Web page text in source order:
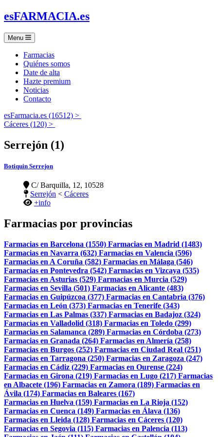
esFARMACIA.es
Menu
Farmacias
Quiénes somos
Date de alta
Hazte premium
Noticias
Contacto
esFarmacia.es (16512) >
Cáceres (120) >
Serrejón (1)
Botiquin Serrejon
C/ Barquilla, 12, 10528
Serrejón < Cáceres
+info
Farmacias por provincias
Farmacias en Barcelona (1550) Farmacias en Madrid (1483)
Farmacias en Navarra (632) Farmacias en Valencia (596)
Farmacias en A Coruña (582) Farmacias en Málaga (546)
Farmacias en Pontevedra (542) Farmacias en Vizcaya (535)
Farmacias en Asturias (529) Farmacias en Murcia (529)
Farmacias en Sevilla (501) Farmacias en Alicante (483)
Farmacias en Guipúzcoa (377) Farmacias en Cantabria (376)
Farmacias en León (373) Farmacias en Tenerife (343)
Farmacias en Las Palmas (337) Farmacias en Badajoz (324)
Farmacias en Valladolid (318) Farmacias en Toledo (299)
Farmacias en Salamanca (289) Farmacias en Córdoba (273)
Farmacias en Granada (264) Farmacias en Almería (258)
Farmacias en Burgos (252) Farmacias en Ciudad Real (251)
Farmacias en Tarragona (250) Farmacias en Zaragoza (247)
Farmacias en Cádiz (229) Farmacias en Ourense (224)
Farmacias en Girona (219) Farmacias en Lugo (217) Farmacias
en Albacete (196) Farmacias en Zamora (189) Farmacias en
Ávila (174) Farmacias en Baleares (167)
Farmacias en Huelva (159) Farmacias en La Rioja (152)
Farmacias en Cuenca (149) Farmacias en Álava (136)
Farmacias en Lleida (128) Farmacias en Cáceres (120)
Farmacias en Segovia (115) Farmacias en Palencia (113)